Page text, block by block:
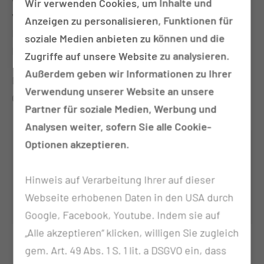
verfügbar, so dass der Zeitraum zwischen
Diagnosestellung und Therapiebeginn auf ein
Minimum reduziert wird.
Das Institut für Pathologie ist aktiver Partner des
Onkologischen Zentrums.
Tumorzentrum Lausitz -
Per E-Mail kontaktieren
Wir verwenden Cookies, um Inhalte und
Anzeigen zu personalisieren, Funktionen für
soziale Medien anbieten zu können und die
Zugriffe auf unsere Website zu analysieren.
Außerdem geben wir Informationen zu Ihrer
Verwendung unserer Website an unsere
Partner für soziale Medien, Werbung und
Analysen weiter, sofern Sie alle Cookie-
Optionen akzeptieren.
Hinweis auf Verarbeitung Ihrer auf dieser
Webseite erhobenen Daten in den USA durch
Google, Facebook, Youtube. Indem sie auf
„Alle akzeptieren“ klicken, willigen Sie zugleich
gem. Art. 49 Abs. 1 S. 1 lit. a DSGVO ein, dass